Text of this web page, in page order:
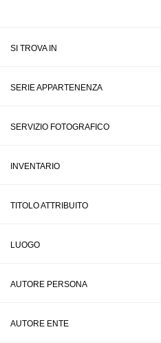
SI TROVA IN
SERIE APPARTENENZA
SERVIZIO FOTOGRAFICO
INVENTARIO
TITOLO ATTRIBUITO
LUOGO
AUTORE PERSONA
AUTORE ENTE